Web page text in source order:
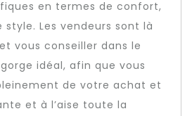
en termes de confort,
Les vendeurs sont là
vous conseiller dans le
idéal, afin que vous
de votre achat et
et à l’aise toute la